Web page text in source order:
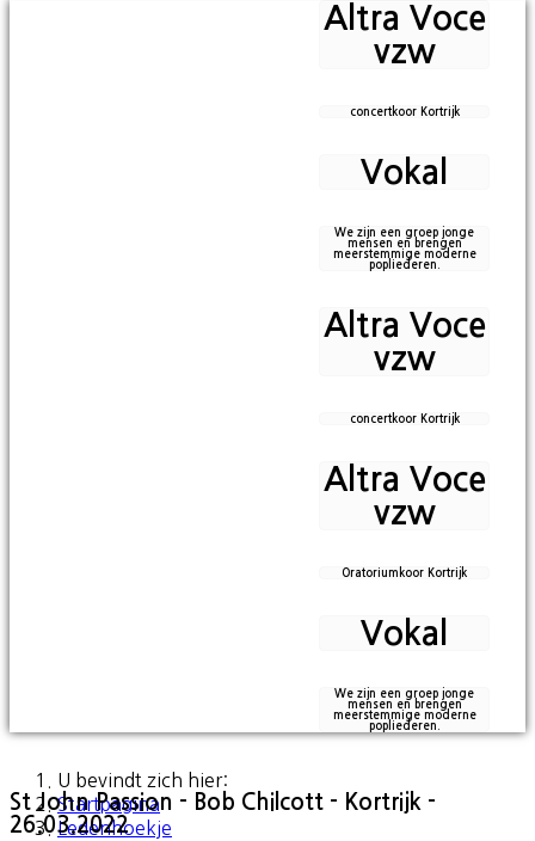
Altra Voce
vzw
concertkoor Kortrijk
Vokal
We zijn een groep jonge
mensen en brengen
meerstemmige moderne
popliederen.
Altra Voce
vzw
concertkoor Kortrijk
Altra Voce
vzw
Oratoriumkoor Kortrijk
Vokal
We zijn een groep jonge
mensen en brengen
meerstemmige moderne
popliederen.
U bevindt zich hier:
Startpagina
Ledenhoekje
St John Passion - Bob Chilcott - Kortrijk -
26.03.2022